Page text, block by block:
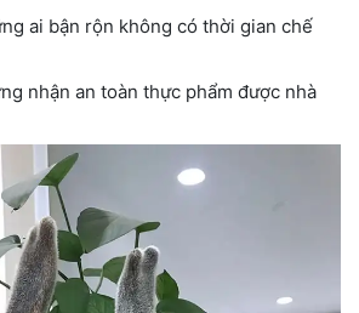
ai bận rộn không có thời gian chế
nhận an toàn thực phẩm được nhà